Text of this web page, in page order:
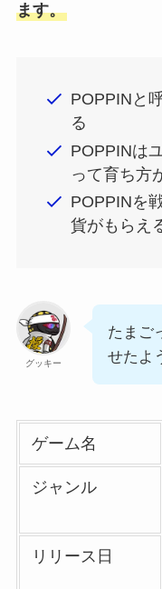
ます。
POPPINと
る
POPPINは
って育ち方
POPPINを
貨がもらえ
グッキー
たまご
せたよ
ゲーム名
ジャンル
リリース日